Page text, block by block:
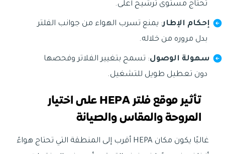
تحتاج مستوى ترشيح أعلى.
إحكام الإطار: يمنع تسرب الهواء من جوانب الفلتر
بدل مروره من خلاله.
سهولة الوصول: تسمح بتغيير الفلاتر وفحصها
دون تعطيل طويل للتشغيل.
تأثير موقع فلتر HEPA على اختيار
المروحة والمقاس والصيانة
غالبًا يكون مكان HEPA أقرب إلى المنطقة التي تحتاج هواءً